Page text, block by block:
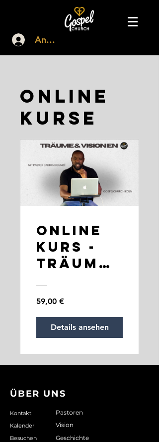
Anmelden
Online
Kurse
Online
Kurs -
Träume
Visionen
mit
Pastor
59,00 €
Details ansehen
ÜBER UNS
Kontakt Pastoren
Kalender Vision
Besuchen Geschichte